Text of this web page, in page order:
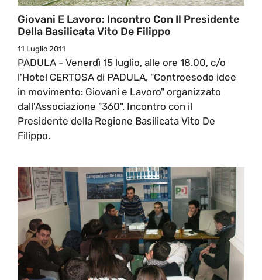
Giovani E Lavoro: Incontro Con Il Presidente
Della Basilicata Vito De Filippo
11 Luglio 2011
PADULA - Venerdì 15 luglio, alle ore 18.00, c/o
l'Hotel CERTOSA di PADULA, "Controesodo idee
in movimento: Giovani e Lavoro" organizzato
dall'Associazione "360". Incontro con il
Presidente della Regione Basilicata Vito De
Filippo.